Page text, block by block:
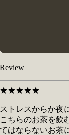
Review
★★★★★
ストレスからか夜
こちらのお茶を飲
てはならないお茶